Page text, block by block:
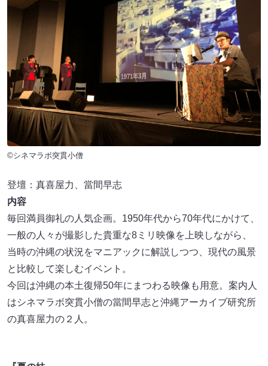
©シネマラボ突貫小僧
登壇：真喜屋力、當間早志
内容
毎回満員御礼の人気企画。1950年代から70年代にかけて、
一般の人々が撮影した貴重な8ミリ映像を上映しながら、
当時の沖縄の状況をマニアックに解説しつつ、現代の風景
と比較して楽しむイベント。
今回は沖縄の本土復帰50年にまつわる映像も用意。案内人
はシネマラボ突貫小僧の當間早志と沖縄アーカイブ研究所
の真喜屋力の２人。